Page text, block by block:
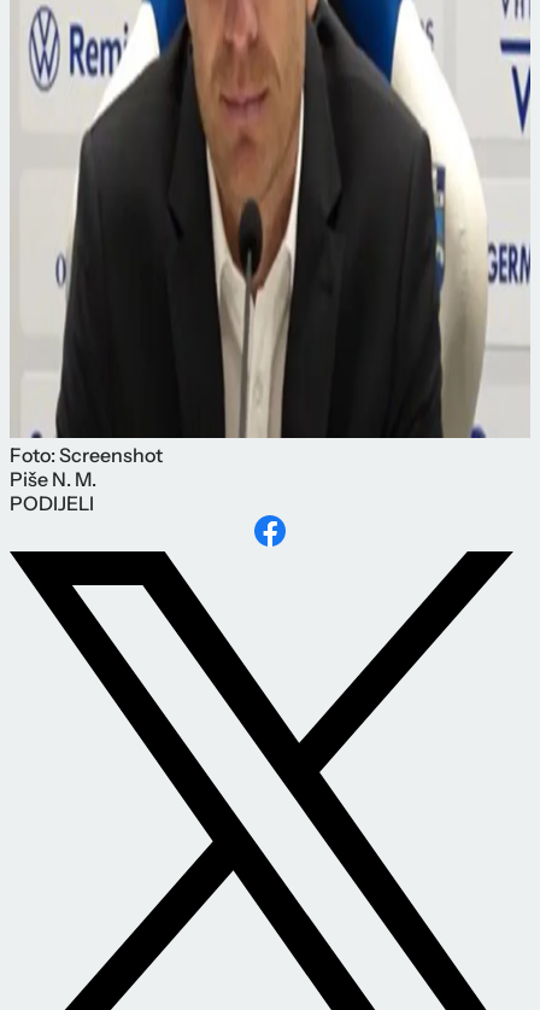
Foto: Screenshot
Piše N. M.
PODIJELI